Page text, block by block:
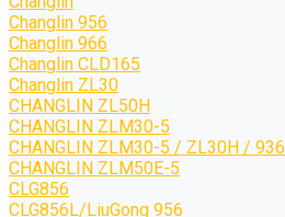
Changlin 956
Changlin 966
Changlin CLD165
Changlin ZL30
CHANGLIN ZL50H
CHANGLIN ZLM30-5
CHANGLIN ZLM30-5 / ZL30H / 936
CHANGLIN ZLM50E-5
CLG856
CLG856L/LiuGong 956